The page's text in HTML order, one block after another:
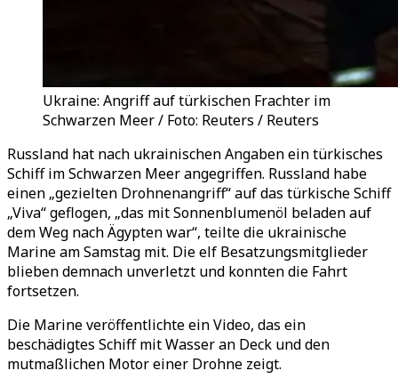
Ukraine: Angriff auf türkischen Frachter im
Schwarzen Meer / Foto: Reuters / Reuters
Russland hat nach ukrainischen Angaben ein türkisches
Schiff im Schwarzen Meer angegriffen. Russland habe
einen „gezielten Drohnenangriff“ auf das türkische Schiff
„Viva“ geflogen, „das mit Sonnenblumenöl beladen auf
dem Weg nach Ägypten war“, teilte die ukrainische
Marine am Samstag mit. Die elf Besatzungsmitglieder
blieben demnach unverletzt und konnten die Fahrt
fortsetzen.
Die Marine veröffentlichte ein Video, das ein
beschädigtes Schiff mit Wasser an Deck und den
mutmaßlichen Motor einer Drohne zeigt.